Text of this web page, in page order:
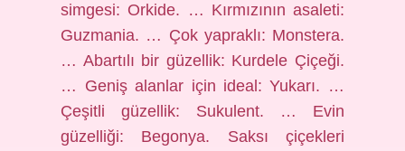
simgesi: Orkide. … Kırmızının asaleti:
Guzmania. … Çok yapraklı: Monstera.
… Abartılı bir güzellik: Kurdele Çiçeği.
… Geniş alanlar için ideal: Yukarı. …
Çeşitli güzellik: Sukulent. … Evin
güzelliği: Begonya. Saksı çiçekleri